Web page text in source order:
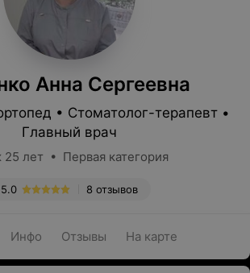
Анна Сергеевна
• Стоматолог-терапевт •
Главный врач
25 лет • Первая категория
8 отзывов
5.0
Инфо Отзывы На карте